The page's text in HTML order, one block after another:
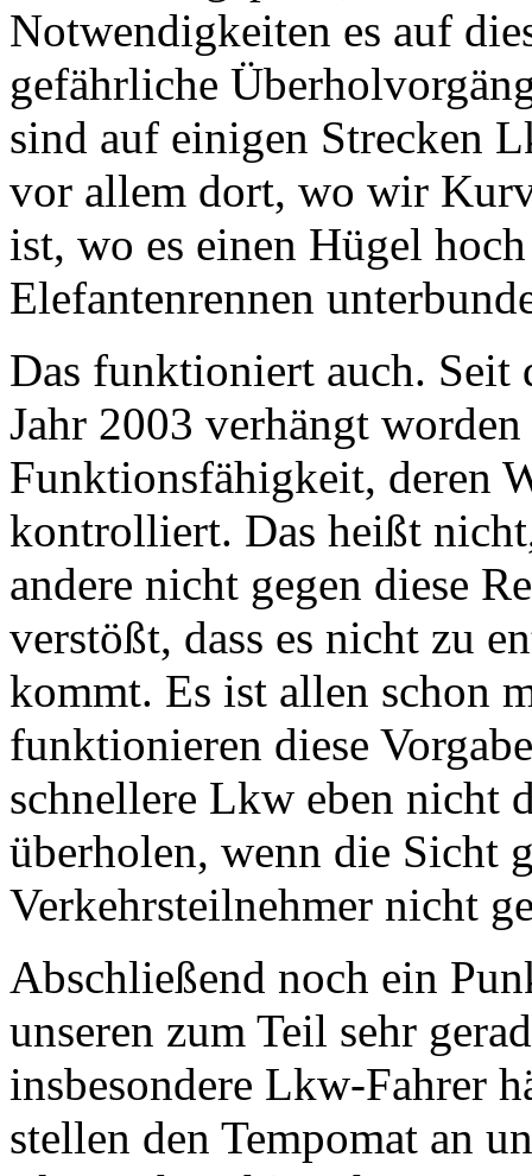
Notwendigkeiten es auf
gefährliche
sind auf einigen Strecken
vor allem dort, wo wir
ist, wo es einen Hügel
Elefantenrennen
Das funktioniert auch. Seit
Jahr 2003 verhängt
Funktionsfähigkeit, deren
kontrolliert. Das heißt
andere nicht gegen diese
verstößt, dass es nicht zu
kommt. Es ist allen schon
funktionieren diese
schnellere Lkw eben nicht
überholen, wenn die Sicht
Verkehrsteilnehmer nicht
Abschließend noch ein
unseren zum Teil sehr
insbesondere Lkw-Fahrer
stellen den Tempomat an